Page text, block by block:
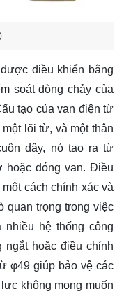
điều khiển bằng
soát dòng chảy của
tạo của van điện từ
lõi từ, và một thân
dây, nó tạo ra từ
hoặc đóng van. Điều
cách chính xác và
quan trọng trong việc
hệ thống công
ngắt hoặc điều chỉnh
φ49 giúp bảo vệ các
không mong muốn